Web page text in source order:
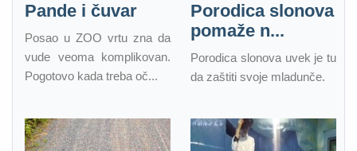
Pande i čuvar
Posao u ZOO vrtu zna da
vude veoma komplikovan.
Pogotovo kada treba oč...
Porodica slonova
pomaže n...
Porodica slonova uvek je tu
da zaštiti svoje mladunče.